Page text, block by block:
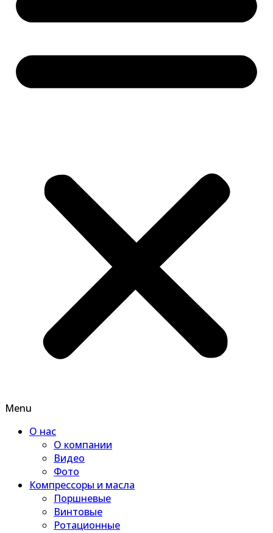
Menu
О нас
О компании
Видео
Фото
Компрессоры и масла
Поршневые
Винтовые
Ротационные